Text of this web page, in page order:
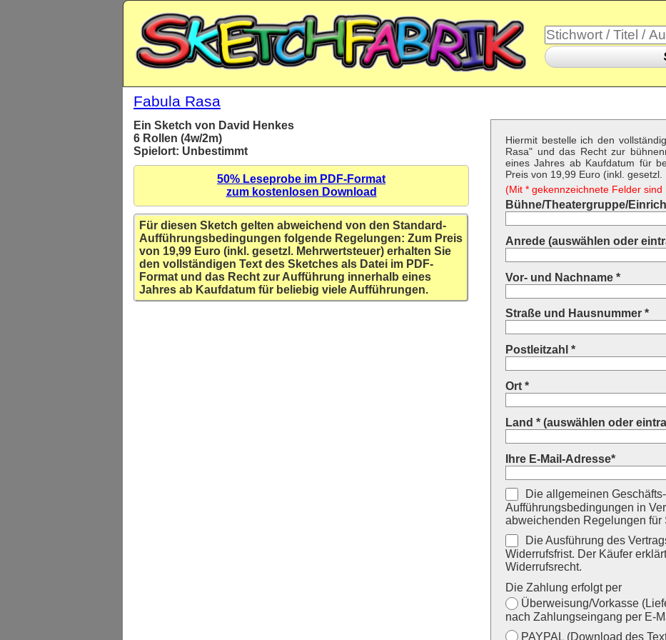
Fabula Rasa
Ein Sketch von David Henkes
6 Rollen (4w/2m)
Spielort: Unbestimmt
50% Leseprobe im PDF-Format
zum kostenlosen Download
Für diesen Sketch gelten abweichend von den Standard-
Aufführungsbedingungen folgende Regelungen: Zum Preis
von 19,99 Euro (inkl. gesetzl. Mehrwertsteuer) erhalten Sie
den vollständigen Text des Sketches als Datei im PDF-
Format und das Recht zur Aufführung innerhalb eines
Jahres ab Kaufdatum für beliebig viele Aufführungen.
Hiermit bestelle ich den
Rasa" und das Recht zur
eines Jahres ab Kaufdatum für
Preis von 19,99 Euro (inkl. gesetzl.
(Mit * gekennzeichnete Felder sind
Bühne/Theatergruppe/
Anrede (auswählen oder
Vor- und Nachname *
Straße und Hausnummer *
Postleitzahl *
Ort *
Land * (auswählen oder
Ihre E-Mail-Adresse*
Die allgemeinen
Aufführungsbedingungen in
abweichenden Regelungen für
Die Ausführung des
Widerrufsfrist. Der Käufer
Widerrufsrecht.
Die Zahlung erfolgt per
Überweisung/Vorkasse
nach Zahlungseingang per E-
PAYPAL (Download des